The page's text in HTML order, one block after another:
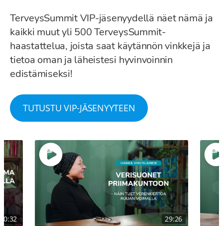
TerveysSummit VIP-jäsenyydellä näet nämä ja
kaikki muut yli 500 TerveysSummit-
haastattelua, joista saat käytännön vinkkejä ja
tietoa oman ja läheistesi hyvinvoinnin
edistämiseksi!
TUTUSTU VIP-JÄSENYYTEEN
30:32 29:26